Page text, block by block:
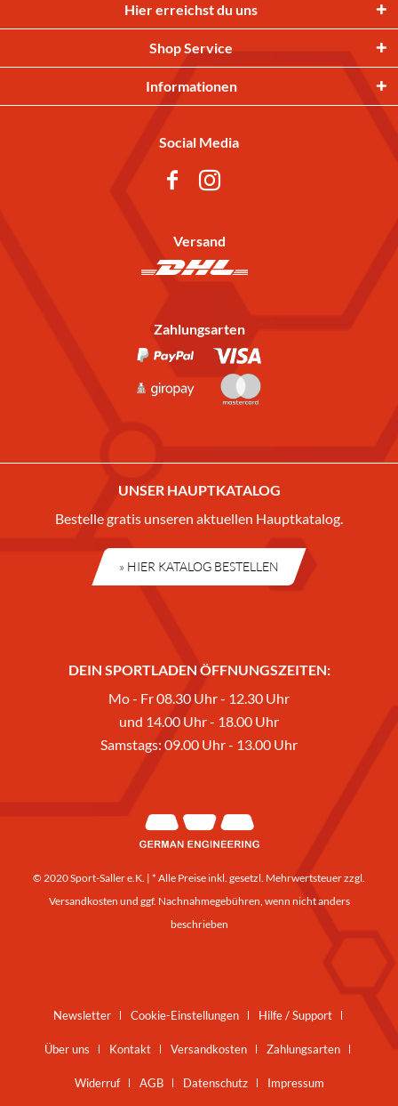
Hier erreichst du uns
Shop Service
Informationen
Social Media
Versand
Zahlungsarten
UNSER HAUPTKATALOG
Bestelle gratis unseren aktuellen Hauptkatalog.
» HIER KATALOG BESTELLEN
DEIN SPORTLADEN ÖFFNUNGSZEITEN:
Mo - Fr 08.30 Uhr - 12.30 Uhr
und 14.00 Uhr - 18.00 Uhr
Samstags: 09.00 Uhr - 13.00 Uhr
© 2020 Sport-Saller e.K. | * Alle Preise inkl. gesetzl. Mehrwertsteuer zzgl.
Versandkosten und ggf. Nachnahmegebühren, wenn nicht anders
beschrieben
Newsletter Cookie-Einstellungen Hilfe / Support
Über uns Kontakt Versandkosten Zahlungsarten
Widerruf AGB Datenschutz Impressum